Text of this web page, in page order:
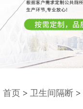
首页 > 卫生间隔断 >